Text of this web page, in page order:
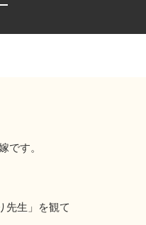
です。
先生」を観て